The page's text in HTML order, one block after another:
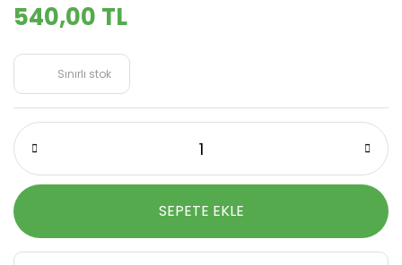
540,00 TL
Sınırlı stok
SEPETE EKLE